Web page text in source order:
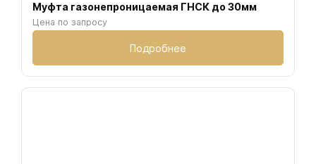
Муфта газонепроницаемая ГНСК до 30мм
Цена по запросу
Подробнее